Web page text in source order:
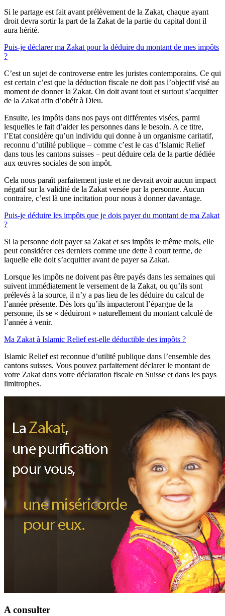
Si le partage est fait avant prélèvement de la Zakat, chaque ayant
droit devra sortir la part de la Zakat de la partie du capital dont il
aura hérité.
Puis-je déclarer ma Zakat pour la déduire du montant de mes impôts
?
C’est un sujet de controverse entre les juristes contemporains. Ce qui
est certain c’est que la déduction fiscale ne doit pas l’objectif visé au
moment de donner la Zakat. On doit avant tout et surtout s’acquitter
de la Zakat afin d’obéir à Dieu.
Ensuite, les impôts dans nos pays ont différentes visées, parmi
lesquelles le fait d’aider les personnes dans le besoin. A ce titre,
l’Etat considère qu’un individu qui donne à un organisme caritatif,
reconnu d’utilité publique – comme c’est le cas d’Islamic Relief
dans tous les cantons suisses – peut déduire cela de la partie dédiée
aux œuvres sociales de son impôt.
Cela nous paraît parfaitement juste et ne devrait avoir aucun impact
négatif sur la validité de la Zakat versée par la personne. Aucun
contraire, c’est là une incitation pour nous à donner davantage.
Puis-je déduire les impôts que je dois payer du montant de ma Zakat
?
Si la personne doit payer sa Zakat et ses impôts le même mois, elle
peut considérer ces derniers comme une dette à court terme, de
laquelle elle doit s’acquitter avant de payer sa Zakat.
Lorsque les impôts ne doivent pas être payés dans les semaines qui
suivent immédiatement le versement de la Zakat, ou qu’ils sont
prélevés à la source, il n’y a pas lieu de les déduire du calcul de
l’année présente. Dès lors qu’ils impacteront l’épargne de la
personne, ils se « déduiront » naturellement du montant calculé de
l’année à venir.
Ma Zakat à Islamic Relief est-elle déductible des impôts ?
Islamic Relief est reconnue d’utilité publique dans l’ensemble des
cantons suisses. Vous pouvez parfaitement déclarer le montant de
votre Zakat dans votre déclaration fiscale en Suisse et dans les pays
limitrophes.
A consulter